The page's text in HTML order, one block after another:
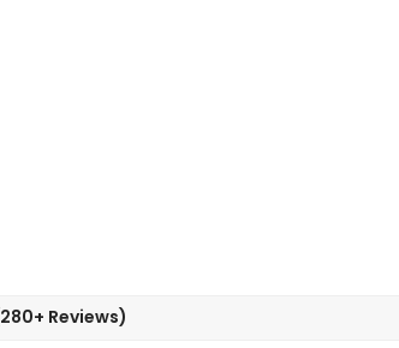
Reviews)